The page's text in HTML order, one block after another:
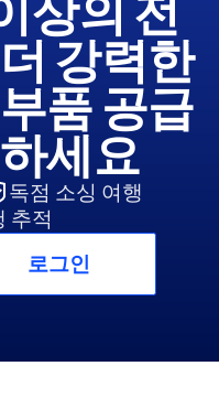
상의 전
강력한
품 공급
세요
독점 소싱 여행
추적
로그인